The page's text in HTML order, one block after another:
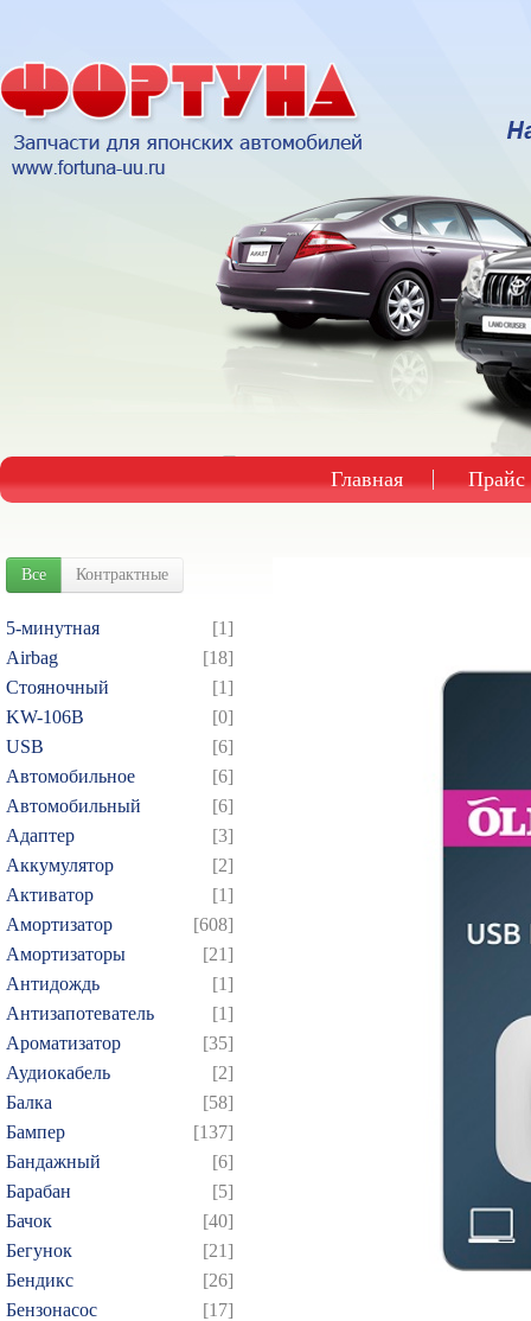
Главная Прайс
Все Контрактные
5-минутная
[1]
Airbag
[18]
Cтояночный
[1]
KW-106B
[0]
USB
[6]
Автомобильное
[6]
Автомобильный
[6]
Адаптер
[3]
Аккумулятор
[2]
Активатор
[1]
Амортизатор
[608]
Амортизаторы
[21]
Антидождь
[1]
Антизапотеватель
[1]
Ароматизатор
[35]
Аудиокабель
[2]
Балка
[58]
Бампер
[137]
Бандажный
[6]
Барабан
[5]
Бачок
[40]
Бегунок
[21]
Бендикс
[26]
Бензонасос
[17]